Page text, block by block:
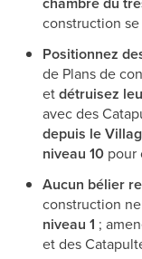
construction
Positionnez
de Plans de
etdétruisez
avec des
depuis le
niveau 10 pour
Aucun bélier
construction
niveau 1 ;
et des